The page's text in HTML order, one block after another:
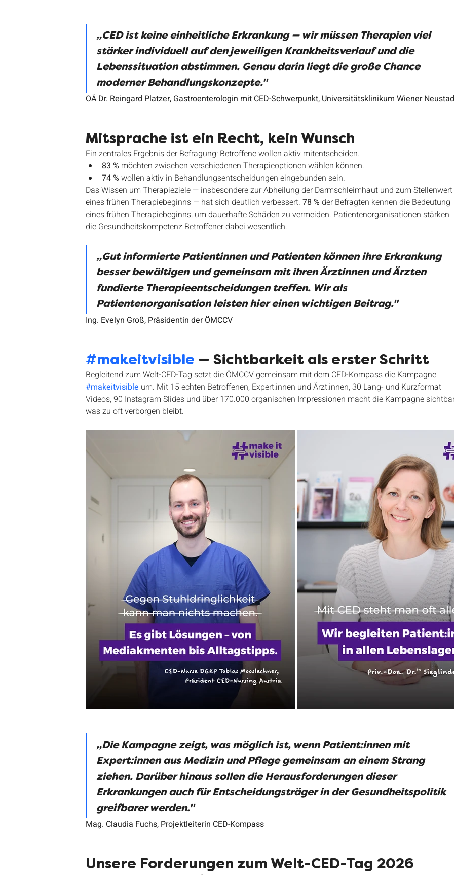
„CED ist keine einheitliche Erkrankung — wir müssen Therapien viel
stärker individuell auf den jeweiligen Krankheitsverlauf und die
Lebenssituation abstimmen. Genau darin liegt die große Chance
moderner Behandlungskonzepte."
OÄ Dr. Reingard Platzer, Gastroenterologin mit CED-Schwerpunkt, Universitätsklinikum Wiener
Mitsprache ist ein Recht, kein Wunsch
Ein zentrales Ergebnis der Befragung: Betroffene wollen aktiv mitentscheiden.
83 % möchten zwischen verschiedenen Therapieoptionen wählen können.
74 % wollen aktiv in Behandlungsentscheidungen eingebunden sein.
Das Wissen um Therapieziele — insbesondere zur Abheilung der Darmschleimhaut und zum Stellenwert
eines frühen Therapiebeginns — hat sich deutlich verbessert. 78 % der Befragten kennen die Bedeutung
eines frühen Therapiebeginns, um dauerhafte Schäden zu vermeiden. Patientenorganisationen stärken
die Gesundheitskompetenz Betroffener dabei wesentlich.
„Gut informierte Patientinnen und Patienten können ihre Erkrankung
besser bewältigen und gemeinsam mit ihren Ärztinnen und Ärzten
fundierte Therapieentscheidungen treffen. Wir als
Patientenorganisation leisten hier einen wichtigen Beitrag."
Ing. Evelyn Groß, Präsidentin der ÖMCCV
#makeitvisible — Sichtbarkeit als erster Schritt
Begleitend zum Welt-CED-Tag setzt die ÖMCCV gemeinsam mit dem CED-Kompass die Kampagne
#makeitvisible um. Mit 15 echten Betroffenen, Expert:innen und Ärzt:innen, 30 Lang- und Kurzformat
Videos, 90 Instagram Slides und über 170.000 organischen Impressionen macht die Kampagne
was zu oft verborgen bleibt.
„Die Kampagne zeigt, was möglich ist, wenn Patient:innen mit
Expert:innen aus Medizin und Pflege gemeinsam an einem Strang
ziehen. Darüber hinaus sollen die Herausforderungen dieser
Erkrankungen auch für Entscheidungsträger in der Gesundheitspolitik
greifbarer werden."
Mag. Claudia Fuchs, Projektleiterin CED-Kompass
Unsere Forderungen zum Welt-CED-Tag 2026